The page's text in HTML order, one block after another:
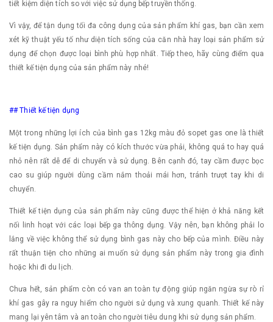
tiết kiệm diện tích so với việc sử dụng bếp truyền thống.
Vì vậy, để tận dụng tối đa công dụng của sản phẩm khí gas, bạn cần xem
xét kỹ thuật yếu tố như diện tích sống của căn nhà hay loại sản phẩm sử
dụng để chọn được loại bình phù hợp nhất. Tiếp theo, hãy cùng điểm qua
thiết kế tiện dụng của sản phẩm này nhé!
## Thiết kế tiện dụng
Một trong những lợi ích của bình gas 12kg màu đỏ sopet gas one là thiết
kế tiện dụng. Sản phẩm này có kích thước vừa phải, không quá to hay quá
nhỏ nên rất dễ để di chuyển và sử dụng. Bên cạnh đó, tay cầm được bọc
cao su giúp người dùng cầm nắm thoải mái hơn, tránh trượt tay khi di
chuyển.
Thiết kế tiện dụng của sản phẩm này cũng được thể hiện ở khả năng kết
nối linh hoạt với các loại bếp ga thông dụng. Vậy nên, bạn không phải lo
lắng về việc không thể sử dụng bình gas này cho bếp của mình. Điều này
rất thuận tiện cho những ai muốn sử dụng sản phẩm này trong gia đình
hoặc khi đi du lịch.
Chưa hết, sản phẩm còn có van an toàn tự động giúp ngăn ngừa sự rò rỉ
khí gas gây ra nguy hiểm cho người sử dụng và xung quanh. Thiết kế này
mang lại yên tâm và an toàn cho người tiêu dung khi sử dụng sản phẩm.